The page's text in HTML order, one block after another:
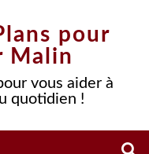
pour
Malin
vous aider à
quotidien !